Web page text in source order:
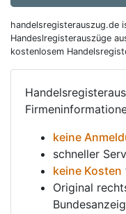
handelsregisterauszug.de
Handeslregisterauszüge
kostenlosem
keine
schneller
keine Kosten
Original